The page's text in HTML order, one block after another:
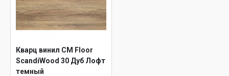
Кварц винил CM Floor
ScandiWood 30 Дуб Лофт
темный